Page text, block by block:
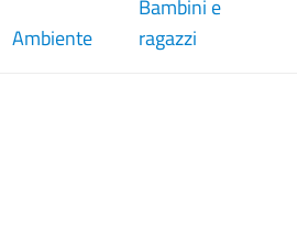
Ambiente
Bambini e
ragazzi